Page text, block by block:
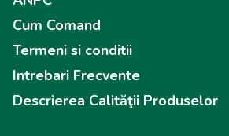
Cum Comand
Termeni si conditii
Intrebari Frecvente
Descrierea Calităţii Produselor